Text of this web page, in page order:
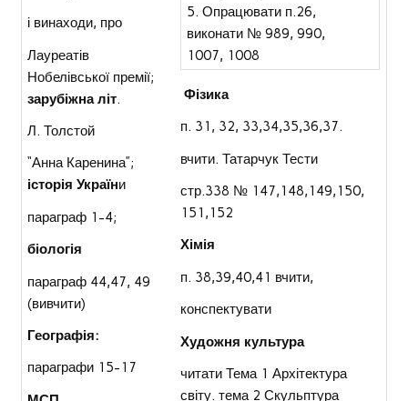
і винаходи, про
Лауреатів
Нобелівської премії;
зарубіжна літ.
Л. Толстой
“Анна Каренина”;
історія України
параграф 1-4;
біологія
параграф 44,47, 49
(вивчити)
Географія:
параграфи 15-17
5. Опрацювати п.26,
виконати № 989, 990,
1007, 1008
Фізика
п. 31, 32, 33,34,35,36,37.
вчити. Татарчук Тести
стр.338 № 147,148,149,150,
151,152
Хімія
п. 38,39,40,41 вчити,
конспектувати
Художня культура
читати Тема 1 Архітектура
світу. тема 2 Скульптура